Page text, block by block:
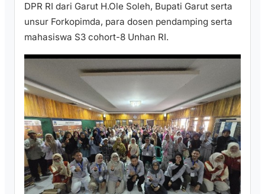
DPR RI dari Garut H.Ole Soleh, Bupati Garut serta
unsur Forkopimda, para dosen pendamping serta
mahasiswa S3 cohort-8 Unhan RI.